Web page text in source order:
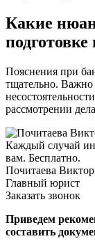
Какие
Пояснения при
тщательно. Важно
рассмотрении
Каждый случай
вам. Бесплатно.
Почитаева
Главный юрист
Заказать звонок
Приведем
составить